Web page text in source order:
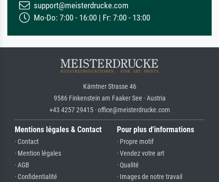
support@meisterdrucke.com
Mo-Do: 7:00 - 16:00 | Fr: 7:00 - 13:00
Kärntner Strasse 46
9586 Finkenstein am Faaker See · Austria
+43 4257 29415 · office@meisterdrucke.com
Mentions légales & Contact
· Contact
· Mention légales
· AGB
· Confidentialité
Pour plus d'informations
· Propre motif
· Vendez votre art
· Qualité
· Images de notre travail